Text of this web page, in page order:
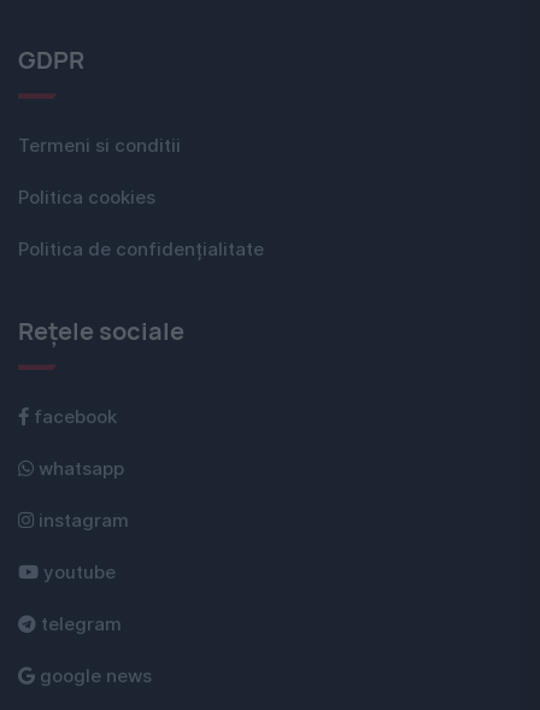
GDPR
Termeni si conditii
Politica cookies
Politica de confidențialitate
Rețele sociale
facebook
whatsapp
instagram
youtube
telegram
google news